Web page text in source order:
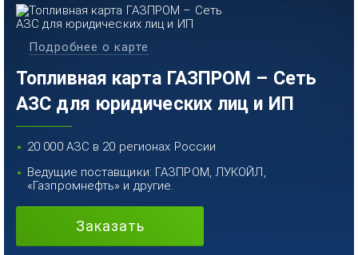
Топливная карта ГАЗПРОМ – Сеть
АЗС для юридических лиц и ИП
20 000 АЗС в 20 регионах России
Ведущие поставщики: ГАЗПРОМ, ЛУКОЙЛ,
«Газпромнефть» и другие.
Заказать
Подробнее о карте